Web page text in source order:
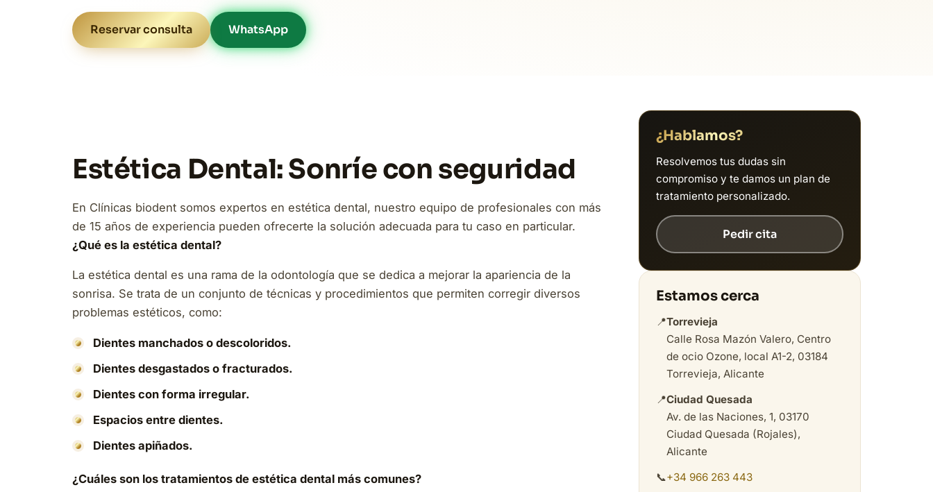
Reservar consulta WhatsApp
Estética Dental: Sonríe con seguridad
En Clínicas biodent somos expertos en estética dental, nuestro equipo de profesionales con más
de 15 años de experiencia pueden ofrecerte la solución adecuada para tu caso en particular.
¿Qué es la estética dental?
La estética dental es una rama de la odontología que se dedica a mejorar la apariencia de la
sonrisa. Se trata de un conjunto de técnicas y procedimientos que permiten corregir diversos
problemas estéticos, como:
Dientes manchados o descoloridos.
Dientes desgastados o fracturados.
Dientes con forma irregular.
Espacios entre dientes.
Dientes apiñados.
¿Cuáles son los tratamientos de estética dental más comunes?
¿Hablamos?
Resolvemos tus dudas sin
compromiso y te damos un plan de
tratamiento personalizado.
Pedir cita
Estamos cerca
📍Torrevieja
Calle Rosa Mazón Valero, Centro
de ocio Ozone, local A1-2, 03184
Torrevieja, Alicante
📍Ciudad Quesada
Av. de las Naciones, 1, 03170
Ciudad Quesada (Rojales),
Alicante
📞+34 966 263 443